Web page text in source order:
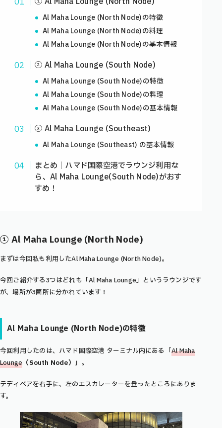
Al Maha Lounge (North Node)の特徴
Al Maha Lounge (North Node)の料理
Al Maha Lounge (North Node)の基本情報
② Al Maha Lounge (South Node)
Al Maha Lounge (South Node)の特徴
Al Maha Lounge (South Node)の料理
Al Maha Lounge (South Node)の基本情報
③ Al Maha Lounge (Southeast)
Al Maha Lounge (Southeast) の基本情報
まとめ｜ハマド国際空港でラウンジ利用な
ら、Al Maha Lounge(South Node)がおす
すめ！
① Al Maha Lounge (North Node)
まずは今回私も利用したAl Maha Lounge (North Node)。
今回ご紹介する3つはどれも「Al Maha Lounge」というラウンジです
が、場所が3箇所に分かれています！
Al Maha Lounge (North Node)の特徴
今回利用したのは、ハマド国際空港 ターミナル内にある「Al Maha
Lounge （South Node） 」。
テディベアを右手に、左のエスカレーターを登ったところにありま
す。